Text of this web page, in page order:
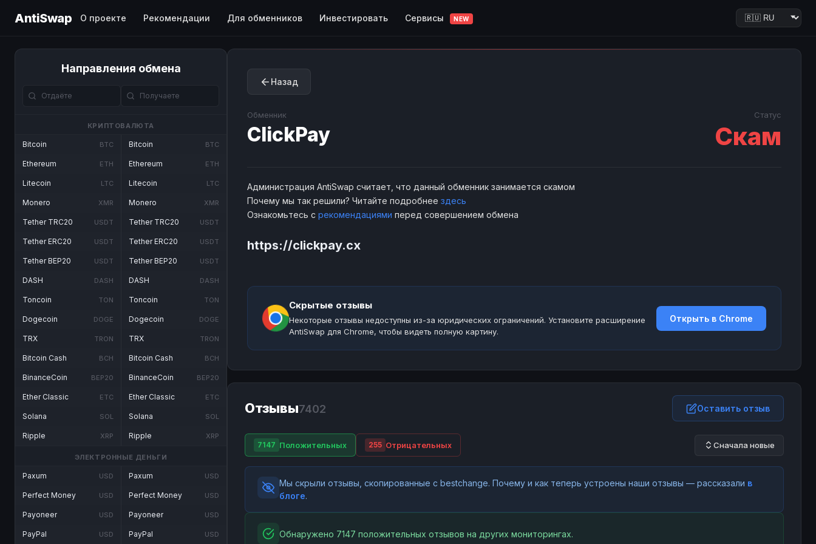
AntiSwap О проекте Рекомендации Для обменников Инвестировать Сервисы NEW
Направления обмена
КРИПТОВАЛЮТА
Bitcoin BTC
Ethereum ETH
Litecoin LTC
Monero XMR
Tether TRC20 USDT
Tether ERC20 USDT
Tether BEP20 USDT
DASH DASH
Toncoin TON
Dogecoin DOGE
TRX TRON
Bitcoin Cash BCH
BinanceCoin BEP20
Ether Classic ETC
Solana SOL
Ripple XRP
Bitcoin BTC
Ethereum ETH
Litecoin LTC
Monero XMR
Tether TRC20 USDT
Tether ERC20 USDT
Tether BEP20 USDT
DASH DASH
Toncoin TON
Dogecoin DOGE
TRX TRON
Bitcoin Cash BCH
BinanceCoin BEP20
Ether Classic ETC
Solana SOL
Ripple XRP
ЭЛЕКТРОННЫЕ ДЕНЬГИ
Paxum USD
Perfect Money USD
Payoneer USD
PayPal USD
Paxum USD
Perfect Money USD
Payoneer USD
PayPal USD
Назад
Обменник
ClickPay
Статус
Скам
Администрация AntiSwap считает, что данный обменник занимается скамом
Почему мы так решили? Читайте подробнее здесь
Ознакомьтесь с рекомендациями перед совершением обмена
https://clickpay.cx
Скрытые отзывы
Некоторые отзывы недоступны из-за юридических ограничений. Установите расширение
AntiSwap для Chrome, чтобы видеть полную картину.
Открыть в Chrome
Отзывы7402 Оставить отзыв
7147 Положительных 255 Отрицательных Сначала новые
Мы скрыли отзывы, скопированные с bestchange. Почему и как теперь устроены наши отзывы — рассказали в
блоге.
Обнаружено 7147 положительных отзывов на других мониторингах.